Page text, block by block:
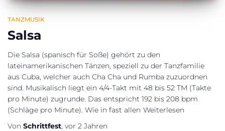
TANZMUSIK
Salsa
Die Salsa (spanisch für Soße) gehört zu den
lateinamerikanischen Tänzen, speziell zu der Tanzfamilie
aus Cuba, welcher auch Cha Cha und Rumba zuzuordnen
sind. Musikalisch liegt ein 4/4-Takt mit 48 bis 52 TM (Takte
pro Minute) zugrunde. Das entspricht 192 bis 208 bpm
(Schläge pro Minute). Wie in fast allen Weiterlesen
Von Schrittfest, vor 2 Jahren